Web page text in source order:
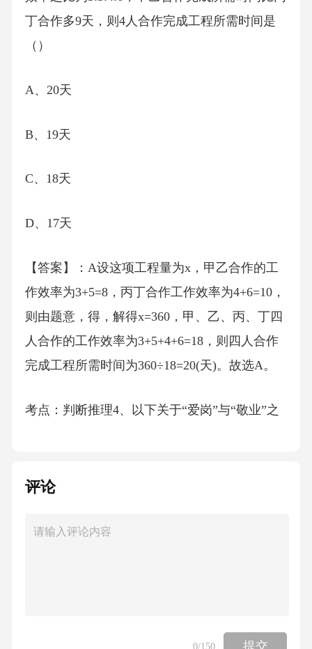
丁合作多9天，则4人合作完成工程所需时间是
（）
A、20天
B、19天
C、18天
D、17天
【答案】：A设这项工程量为x，甲乙合作的工
作效率为3+5=8，丙丁合作工作效率为4+6=10，
则由题意，得，解得x=360，甲、乙、丙、丁四
人合作的工作效率为3+5+4+6=18，则四人合作
完成工程所需时间为360÷18=20(天)。故选A。
考点：判断推理4、以下关于“爱岗”与“敬业”之
A、虽然“爱岗”与“敬业”并非截然对立，却是难
D、“爱岗”不一定要“敬业”，因为“敬业”是精神
评论
0/150